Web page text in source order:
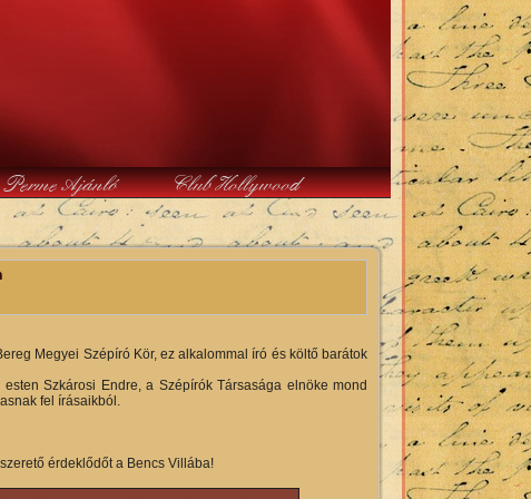
Perme Ajánló Club Hollywood
Megyei Szépíró Kör, ez alkalommal író és költő barátok
Szkárosi Endre, a Szépírók Társasága elnöke mond
fel írásaikból.
érdeklődőt a Bencs Villába!